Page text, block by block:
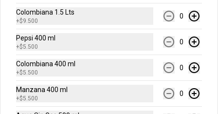
Conócenos
Colombiana 1.5 Lts
+$9.500
0
Pepsi 400 ml
+$5.500
0
Colombiana 400 ml
+$5.500
0
Manzana 400 ml
+$5.500
0